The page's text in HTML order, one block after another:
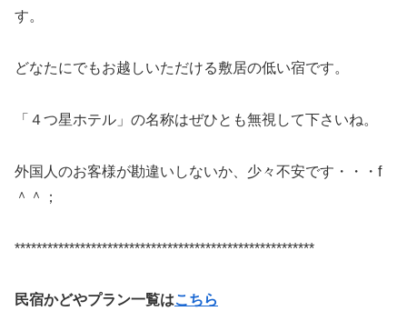
す。
どなたにでもお越しいただける敷居の低い宿です。
「４つ星ホテル」の名称はぜひとも無視して下さいね。
外国人のお客様が勘違いしないか、少々不安です・・・f
＾＾；
*******************************************************
民宿かどやプラン一覧はこちら